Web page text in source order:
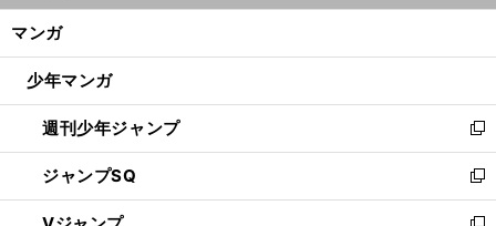
ン
ウ
開
く
マンガ
少年マンガ
週刊少年ジャンプ
新
し
い
ウ
ジャンプSQ
新
し